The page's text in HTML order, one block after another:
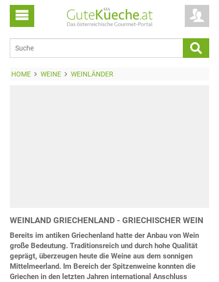
HOME WEINE WEINLÄNDER
WEINLAND GRIECHENLAND - GRIECHISCHER WEIN
Bereits im antiken Griechenland hatte der Anbau von Wein
große Bedeutung. Traditionsreich und durch hohe Qualität
geprägt, überzeugen heute die Weine aus dem sonnigen
Mittelmeerland. Im Bereich der Spitzenweine konnten die
Griechen in den letzten Jahren international Anschluss